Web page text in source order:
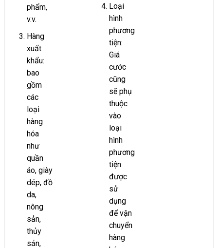
phẩm,
v.v.
Hàng
xuất
khẩu:
bao
gồm
các
loại
hàng
hóa
như
quần
áo, giày
dép, đồ
da,
nông
sản,
thủy
sản,
Loại
hình
phương
tiện:
Giá
cước
cũng
sẽ phụ
thuộc
vào
loại
hình
phương
tiện
được
sử
dụng
để vận
chuyển
hàng